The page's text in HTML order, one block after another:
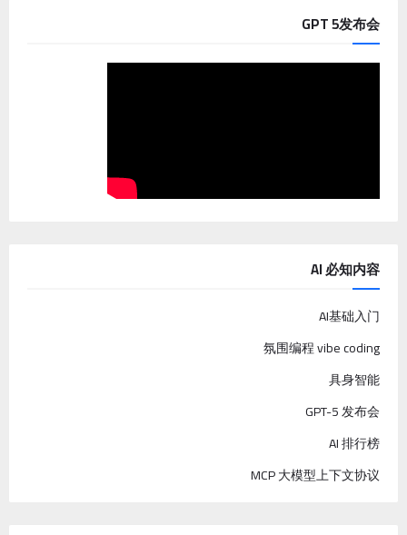
GPT 5发布会
AI 必知内容
AI基础入门
氛围编程 vibe coding
具身智能
GPT-5 发布会
AI 排行榜
MCP 大模型上下文协议